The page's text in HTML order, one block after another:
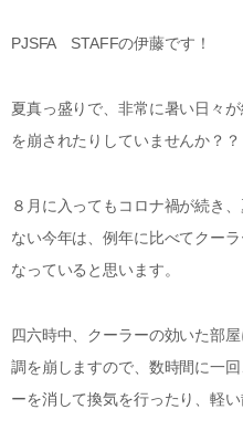
PJSFA STAFFの伊藤です！
夏真っ盛りで、非常に暑い日々
を崩されたりしていませんか？？
８月に入ってもコロナ禍が続き
ない今年は、例年に比べてクー
なっていると思います。
四六時中、クーラーの効いた部
調を崩しますので、数時間に一
ーを消して換気を行ったり、軽